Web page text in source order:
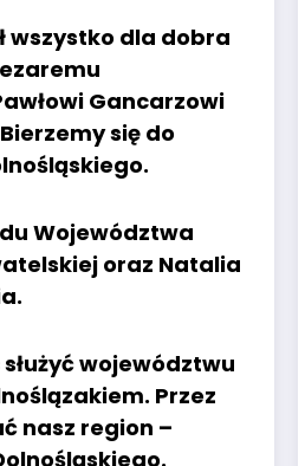
wszystko dla dobra
Gancarzowi
się do
Województwa
oraz Natalia
województwu
Przez
nasz region –